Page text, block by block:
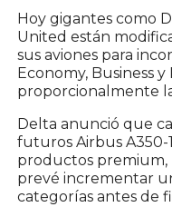
Hoy gigantes como
United están
sus aviones para
Economy, Business
proporcionalmente
Delta anunció que
futuros Airbus A350-
productos premium,
prevé incrementar
categorías antes de